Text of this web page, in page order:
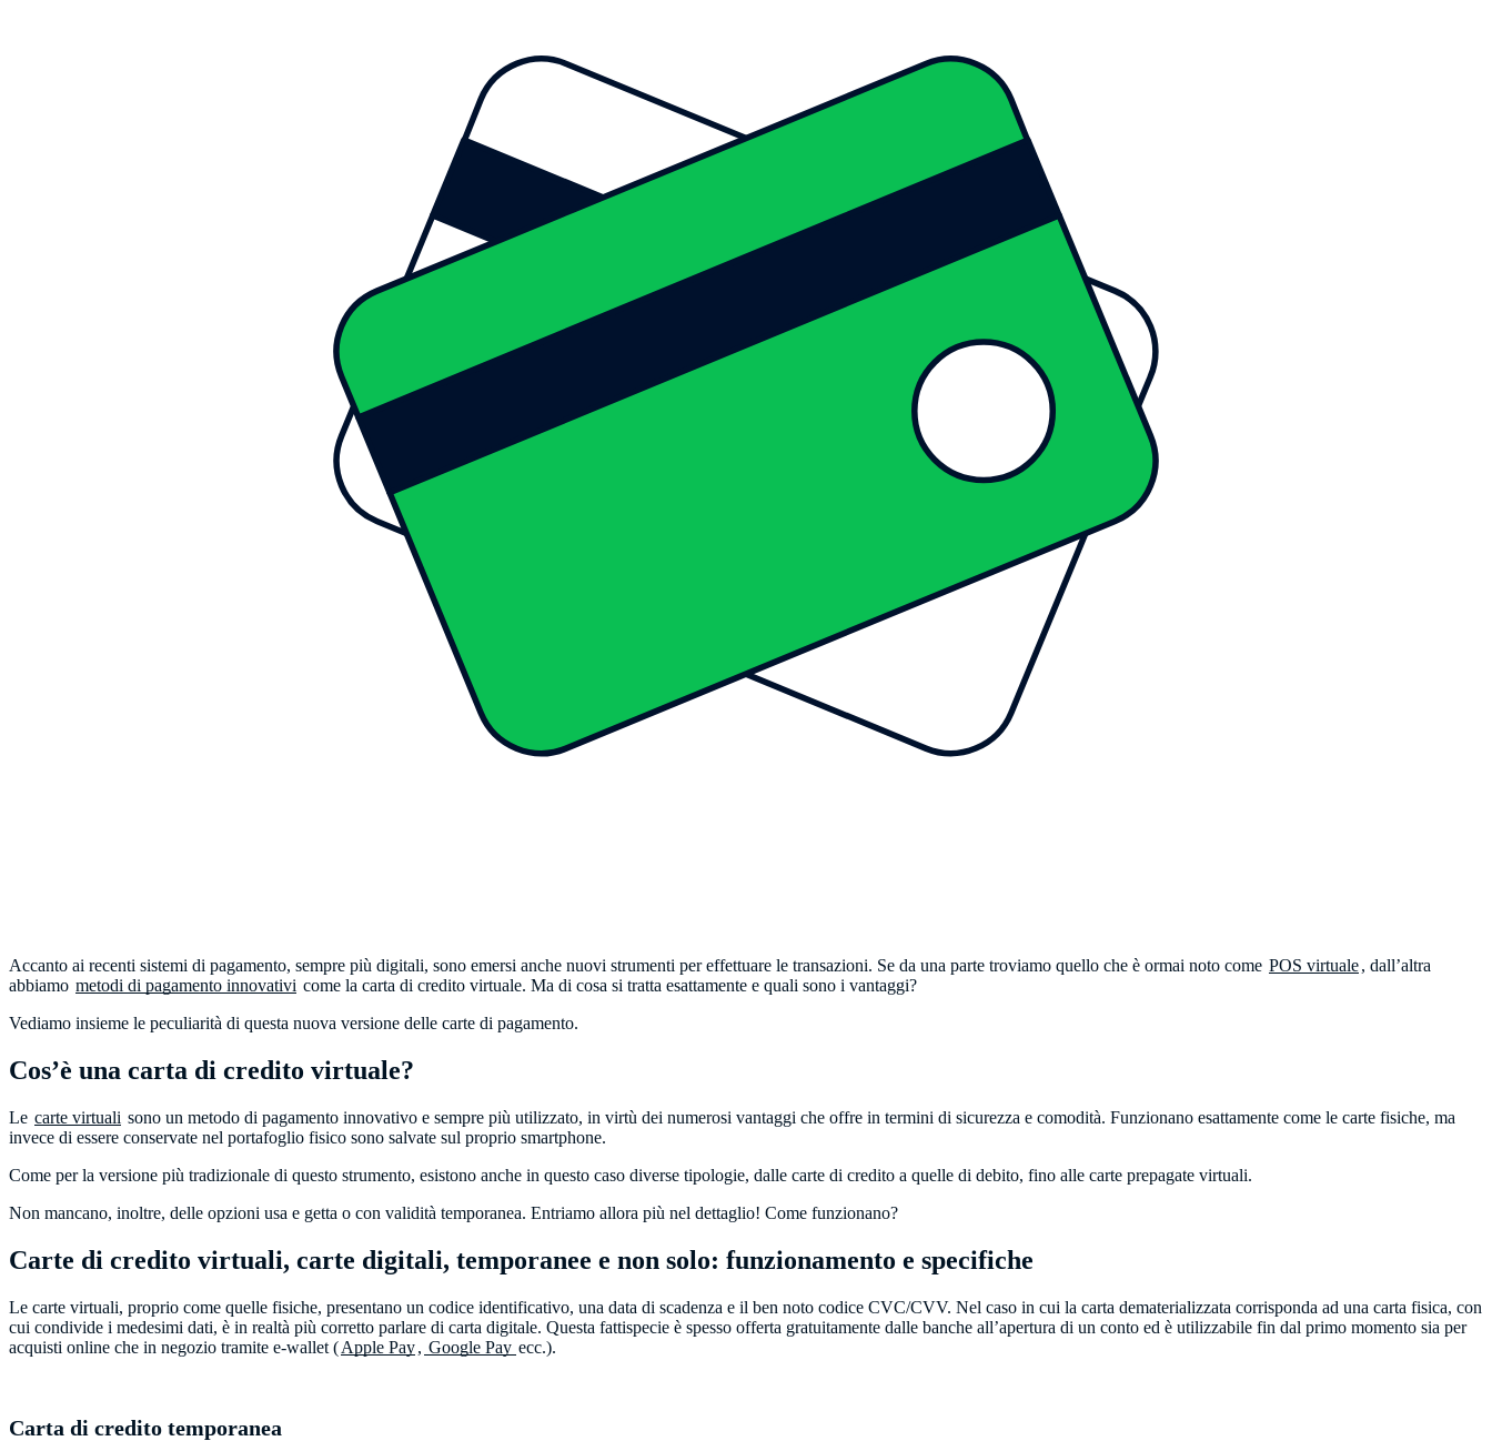
Accanto ai recenti sistemi di pagamento, sempre più digitali, sono emersi anche nuovi strumenti per effettuare le transazioni. Se da una parte troviamo quello che è ormai noto come POS virtuale, dall’altra
abbiamo metodi di pagamento innovativi come la carta di credito virtuale. Ma di cosa si tratta esattamente e quali sono i vantaggi?
Vediamo insieme le peculiarità di questa nuova versione delle carte di pagamento.
Cos’è una carta di credito virtuale?
Le carte virtuali sono un metodo di pagamento innovativo e sempre più utilizzato, in virtù dei numerosi vantaggi che offre in termini di sicurezza e comodità. Funzionano esattamente come le carte fisiche, ma
invece di essere conservate nel portafoglio fisico sono salvate sul proprio smartphone.
Come per la versione più tradizionale di questo strumento, esistono anche in questo caso diverse tipologie, dalle carte di credito a quelle di debito, fino alle carte prepagate virtuali.
Non mancano, inoltre, delle opzioni usa e getta o con validità temporanea. Entriamo allora più nel dettaglio! Come funzionano?
Carte di credito virtuali, carte digitali, temporanee e non solo: funzionamento e specifiche
Le carte virtuali, proprio come quelle fisiche, presentano un codice identificativo, una data di scadenza e il ben noto codice CVC/CVV. Nel caso in cui la carta dematerializzata corrisponda ad una carta fisica, con
cui condivide i medesimi dati, è in realtà più corretto parlare di carta digitale. Questa fattispecie è spesso offerta gratuitamente dalle banche all’apertura di un conto ed è utilizzabile fin dal primo momento sia per
acquisti online che in negozio tramite e-wallet (Apple Pay, Google Pay ecc.).
Carta di credito temporanea